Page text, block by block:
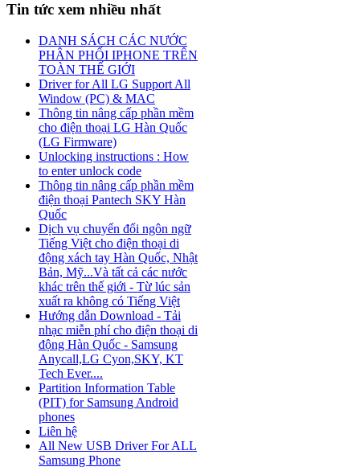
Tin tức xem nhiều nhất
DANH SÁCH CÁC NƯỚC
PHÂN PHỐI IPHONE TRÊN
TOÀN THẾ GIỚI
Driver for All LG Support All
Window (PC) & MAC
Thông tin nâng cấp phần mềm
cho điện thoại LG Hàn Quốc
(LG Firmware)
Unlocking instructions : How
to enter unlock code
Thông tin nâng cấp phần mềm
điện thoại Pantech SKY Hàn
Quốc
Dịch vụ chuyển đổi ngôn ngữ
Tiếng Việt cho điện thoại di
động xách tay Hàn Quốc, Nhật
Bản, Mỹ...Và tất cả các nước
khác trên thế giới - Từ lúc sản
xuất ra không có Tiếng Việt
Hướng dẫn Download - Tải
nhạc miễn phí cho điện thoại di
động Hàn Quốc - Samsung
Anycall,LG Cyon,SKY, KT
Tech Ever....
Partition Information Table
(PIT) for Samsung Android
phones
Liên hệ
All New USB Driver For ALL
Samsung Phone